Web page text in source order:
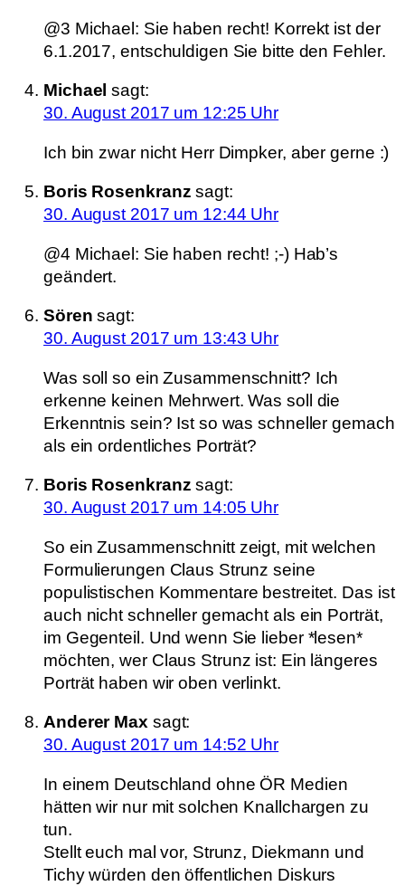
@3 Michael: Sie haben recht! Korrekt ist der
6.1.2017, entschuldigen Sie bitte den Fehler.
Michael sagt:
30. August 2017 um 12:25 Uhr
Ich bin zwar nicht Herr Dimpker, aber gerne :)
Boris Rosenkranz sagt:
30. August 2017 um 12:44 Uhr
@4 Michael: Sie haben recht! ;-) Hab’s
geändert.
Sören sagt:
30. August 2017 um 13:43 Uhr
Was soll so ein Zusammenschnitt? Ich
erkenne keinen Mehrwert. Was soll die
Erkenntnis sein? Ist so was schneller gemach
als ein ordentliches Porträt?
Boris Rosenkranz sagt:
30. August 2017 um 14:05 Uhr
So ein Zusammenschnitt zeigt, mit welchen
Formulierungen Claus Strunz seine
populistischen Kommentare bestreitet. Das ist
auch nicht schneller gemacht als ein Porträt,
im Gegenteil. Und wenn Sie lieber *lesen*
möchten, wer Claus Strunz ist: Ein längeres
Porträt haben wir oben verlinkt.
Anderer Max sagt:
30. August 2017 um 14:52 Uhr
In einem Deutschland ohne ÖR Medien
hätten wir nur mit solchen Knallchargen zu
tun.
Stellt euch mal vor, Strunz, Diekmann und
Tichy würden den öffentlichen Diskurs